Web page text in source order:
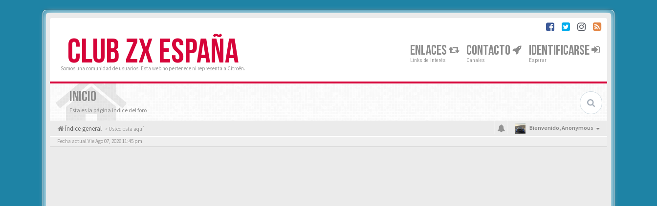
CLUB ZX ESPAÑA
Somos una comunidad de usuarios. Esta web no pertenece ni representa a Citroën.
ENLACES
Links de interés
CONTACTO
Canales
IDENTIFICARSE
Esperar
INICIO
Esta es la página índice del foro
Índice general « Usted esta aquí Bienvenido,Anonymous
Fecha actual Vie Ago 07, 2026 11:45 pm